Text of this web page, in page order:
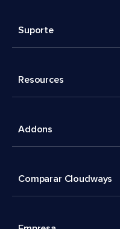
Suporte
Resources
Addons
Comparar Cloudways